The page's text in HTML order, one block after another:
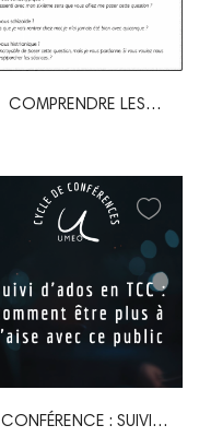
COMPRENDRE LES
CONFÉRENCE : SUIVI